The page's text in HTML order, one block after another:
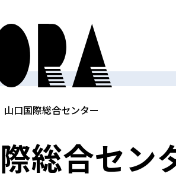
山口国際総合センター
総合セン